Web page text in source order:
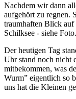
Nachdem wir dann
aufgehört zu regnen.
traumhaften Blick auf
Schilksee - siehe Foto.
Der heutigen Tag
Uhr stand noch nicht
mitbekommen, was
Wurm” eigentlich so
uns hat die Kleinen